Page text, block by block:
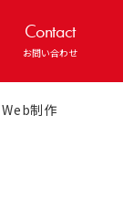
Contact
お問い合わせ
Web制作